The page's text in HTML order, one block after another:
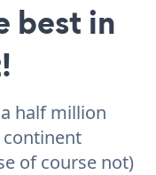
best in
half million
continent
of course not)